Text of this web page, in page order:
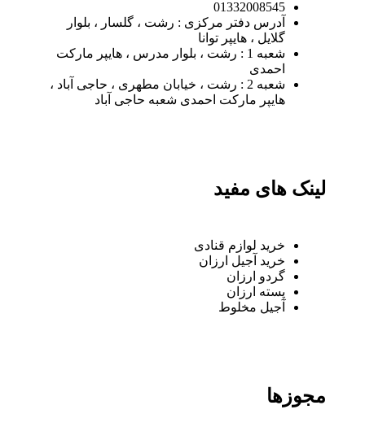
01332008545
آدرس دفتر مرکزی : رشت ، گلسار ، بلوار
گلایل ، هایپر توانا
شعبه 1 : رشت ، بلوار مدرس ، هایپر مارکت
احمدی
شعبه 2 : رشت ، خیابان مطهری ، حاجی آباد ،
هایپر مارکت احمدی شعبه حاجی آباد
لینک های مفید
خرید لوازم قنادی
خرید آجیل ارزان
گردو ارزان
پسته ارزان
آجیل مخلوط
مجوزها